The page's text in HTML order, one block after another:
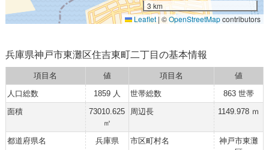
3 km
Leaflet | ©OpenStreetMapcontributors
兵庫県神戸市東灘区住吉東町二丁目の基本情報
項目名 値 項目名
値
人口総数
1859 人 世帯総数
863 世帯
面積
73010.625
㎡
周辺長 1149.978 ｍ
都道府県名 兵庫県 市区町村名
神戸市東灘